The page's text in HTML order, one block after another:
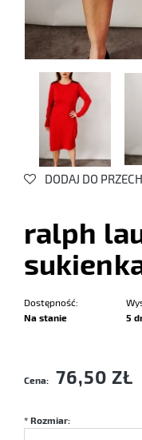
DODAJ DO
ralph
Dostępność:
Na stanie
5
Cena nie zawiera
Cena: 76,50 ZŁ
* Rozmiar: